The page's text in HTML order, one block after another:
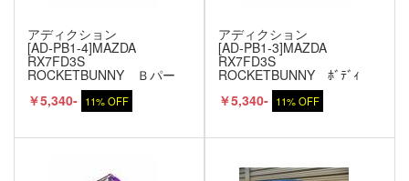
アディクション
[AD-PB1-4]MAZDA
RX7FD3S
ROCKETBUNNY Ｂパー
￥5,340- 11% OFF
アディクション
[AD-PB1-3]MAZDA
RX7FD3S
ROCKETBUNNY ﾎﾞﾃﾞｨ
￥5,340- 11% OFF